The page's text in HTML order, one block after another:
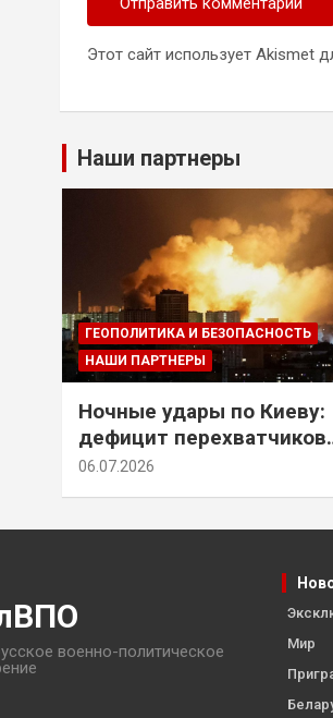
Этот сайт использует Akismet
Наши партнеры
ГЕОПОЛИТИКА И БЕЗОПАСНОСТЬ
НАШИ ПАРТНЕРЫ
Ночные удары по Киеву:
дефицит перехватчиков
Patriot и оборонительные
06.07.2026
военно-политическое
Мир